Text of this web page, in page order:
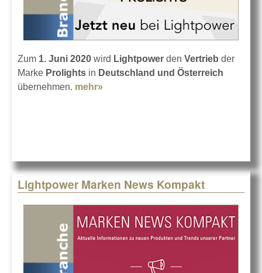
Zum 1. Juni 2020 wird Lightpower den Vertrieb der
Marke Prolights in Deutschland und Österreich
übernehmen. mehr»
Lightpower Marken News Kompakt